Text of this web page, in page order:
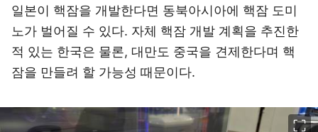
일본이 핵잠을 개발한다면 동북아시아에 핵잠 도미
노가 벌어질 수 있다. 자체 핵잠 개발 계획을 추진한
적 있는 한국은 물론, 대만도 중국을 견제한다며 핵
잠을 만들려 할 가능성 때문이다.